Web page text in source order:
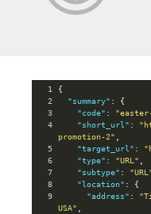
1
{
2
"summary" : {
3
"code" :
4
"short_url" :
promotion-2" ,
5
"target_url" :
6
"type" : "URL" ,
7
"subtype" :
8
"location" : {
9
"address" :
USA" ,